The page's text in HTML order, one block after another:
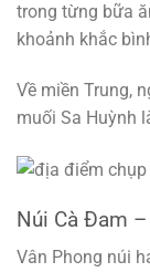
trong từng bữa
khoảnh khắc
Về miền Trung,
muối Sa Huỳnh
Núi Cà Đam
Vân Phong núi